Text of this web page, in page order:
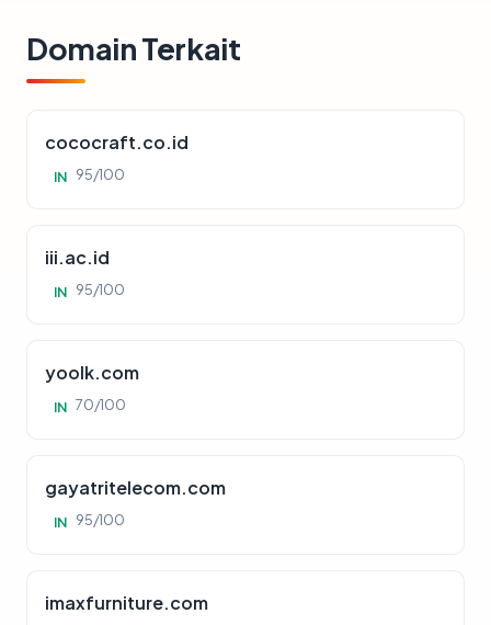
Domain Terkait
cococraft.co.id
IN 95/100
iii.ac.id
IN 95/100
yoolk.com
IN 70/100
gayatritelecom.com
IN 95/100
imaxfurniture.com